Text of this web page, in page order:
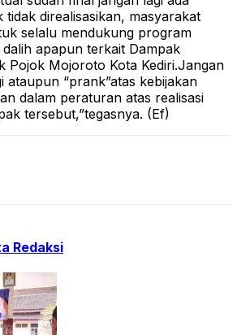
tidak direalisasikan, masyarakat
selalu mendukung program
apapun terkait Dampak
Pojok Mojoroto Kota Kediri.Jangan
ataupun “prank”atas kebijakan
dalam peraturan atas realisasi
tersebut,”tegasnya. (Ef)
Redaksi